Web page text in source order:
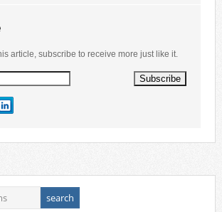
article, subscribe to receive more just like it.